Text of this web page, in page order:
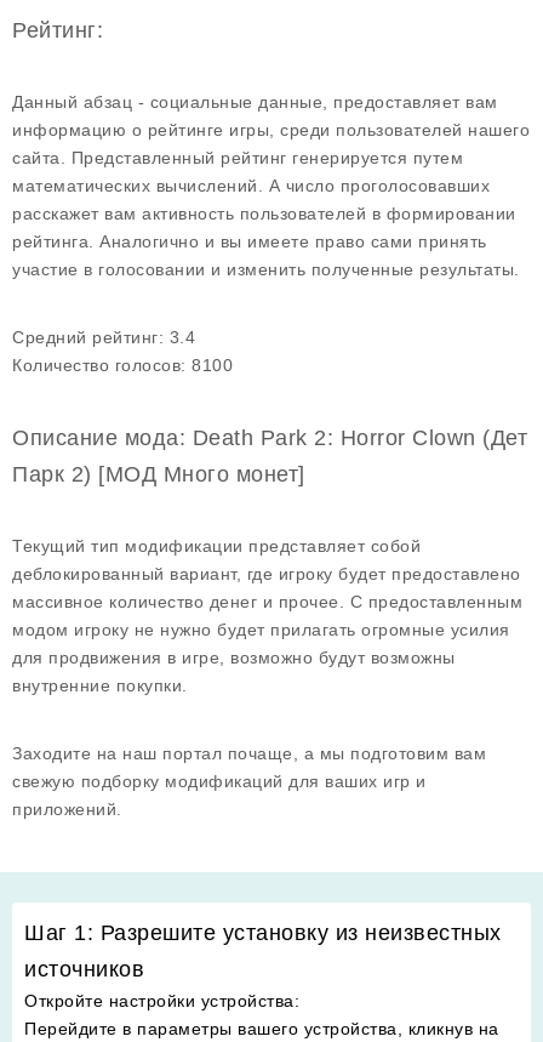
Рейтинг:
Данный абзац - социальные данные, предоставляет вам
информацию о рейтинге игры, среди пользователей нашего
сайта. Представленный рейтинг генерируется путем
математических вычислений. А число проголосовавших
расскажет вам активность пользователей в формировании
рейтинга. Аналогично и вы имеете право сами принять
участие в голосовании и изменить полученные результаты.
Средний рейтинг: 3.4
Количество голосов: 8100
Описание мода: Death Park 2: Horror Clown (Дет
Парк 2) [МОД Много монет]
Текущий тип модификации представляет собой
деблокированный вариант, где игроку будет предоставлено
массивное количество денег и прочее. С предоставленным
модом игроку не нужно будет прилагать огромные усилия
для продвижения в игре, возможно будут возможны
внутренние покупки.
Заходите на наш портал почаще, а мы подготовим вам
свежую подборку модификаций для ваших игр и
приложений.
Шаг 1: Разрешите установку из неизвестных
источников
Откройте настройки устройства:
Перейдите в параметры вашего устройства, кликнув на